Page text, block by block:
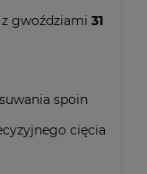
gwoździami 31
spoin
cięcia